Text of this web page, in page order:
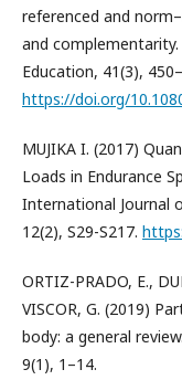
referenced and
and
Education, 41(3),
https://doi.org/
MUJIKA I. (2017)
Loads in Endurance
International Journal
12(2), S29-S217.
ORTIZ-PRADO, E.,
VISCOR, G. (2019)
body: a general
9(1), 1–14.